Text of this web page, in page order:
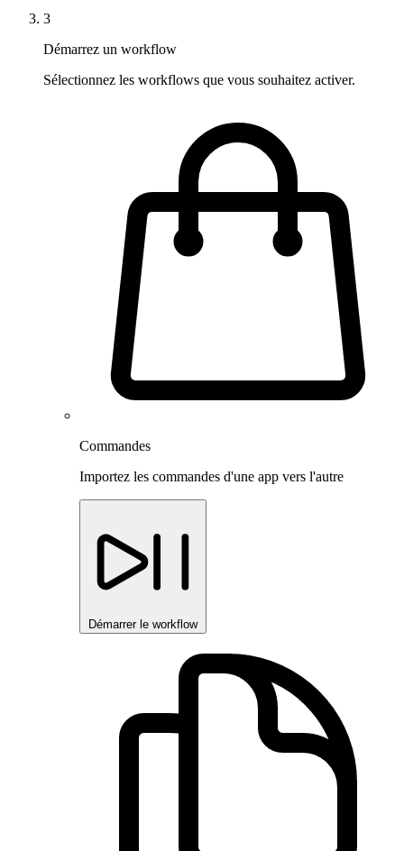
3
Démarrez un workflow
Sélectionnez les workflows que vous souhaitez activer.
Commandes
Importez les commandes d'une app vers l'autre
Démarrer le workflow